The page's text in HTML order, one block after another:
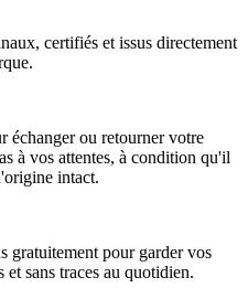
certifiés et issus directement
échanger ou retourner votre
à vos attentes, à condition qu'il
intact.
gratuitement pour garder vos
sans traces au quotidien.